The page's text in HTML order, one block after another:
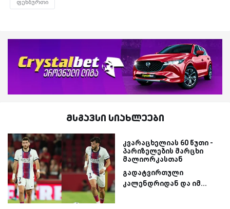
ფეხბურთი
მსგავსი სიახლეები
კვარაცხელიას 60 წუთი -
პარიზელების მარცხი
მალიორკასთან
გადატვირთული
კალენდრიდან და იმ...